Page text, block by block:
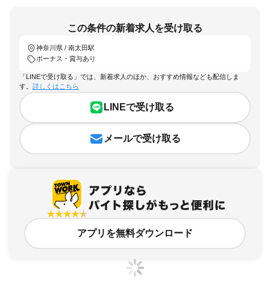
この条件の新着求人を受け取る
神奈川県 / 南太田駅
ボーナス・賞与あり
「LINEで受け取る」では、新着求人のほか、おすすめ情報なども配信しま
す。 詳しくはこちら
LINEで受け取る
メールで受け取る
アプリを無料ダウンロード